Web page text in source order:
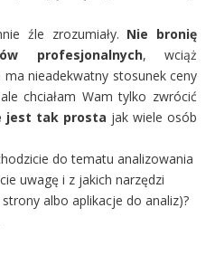
źle zrozumiały. Nie bronię
profesjonalnych, wciąż
nieadekwatny stosunek ceny
chciałam Wam tylko zwrócić
jest tak prosta jak wiele osób
do tematu analizowania
uwagę i z jakich narzędzi
albo aplikacje do analiz)?